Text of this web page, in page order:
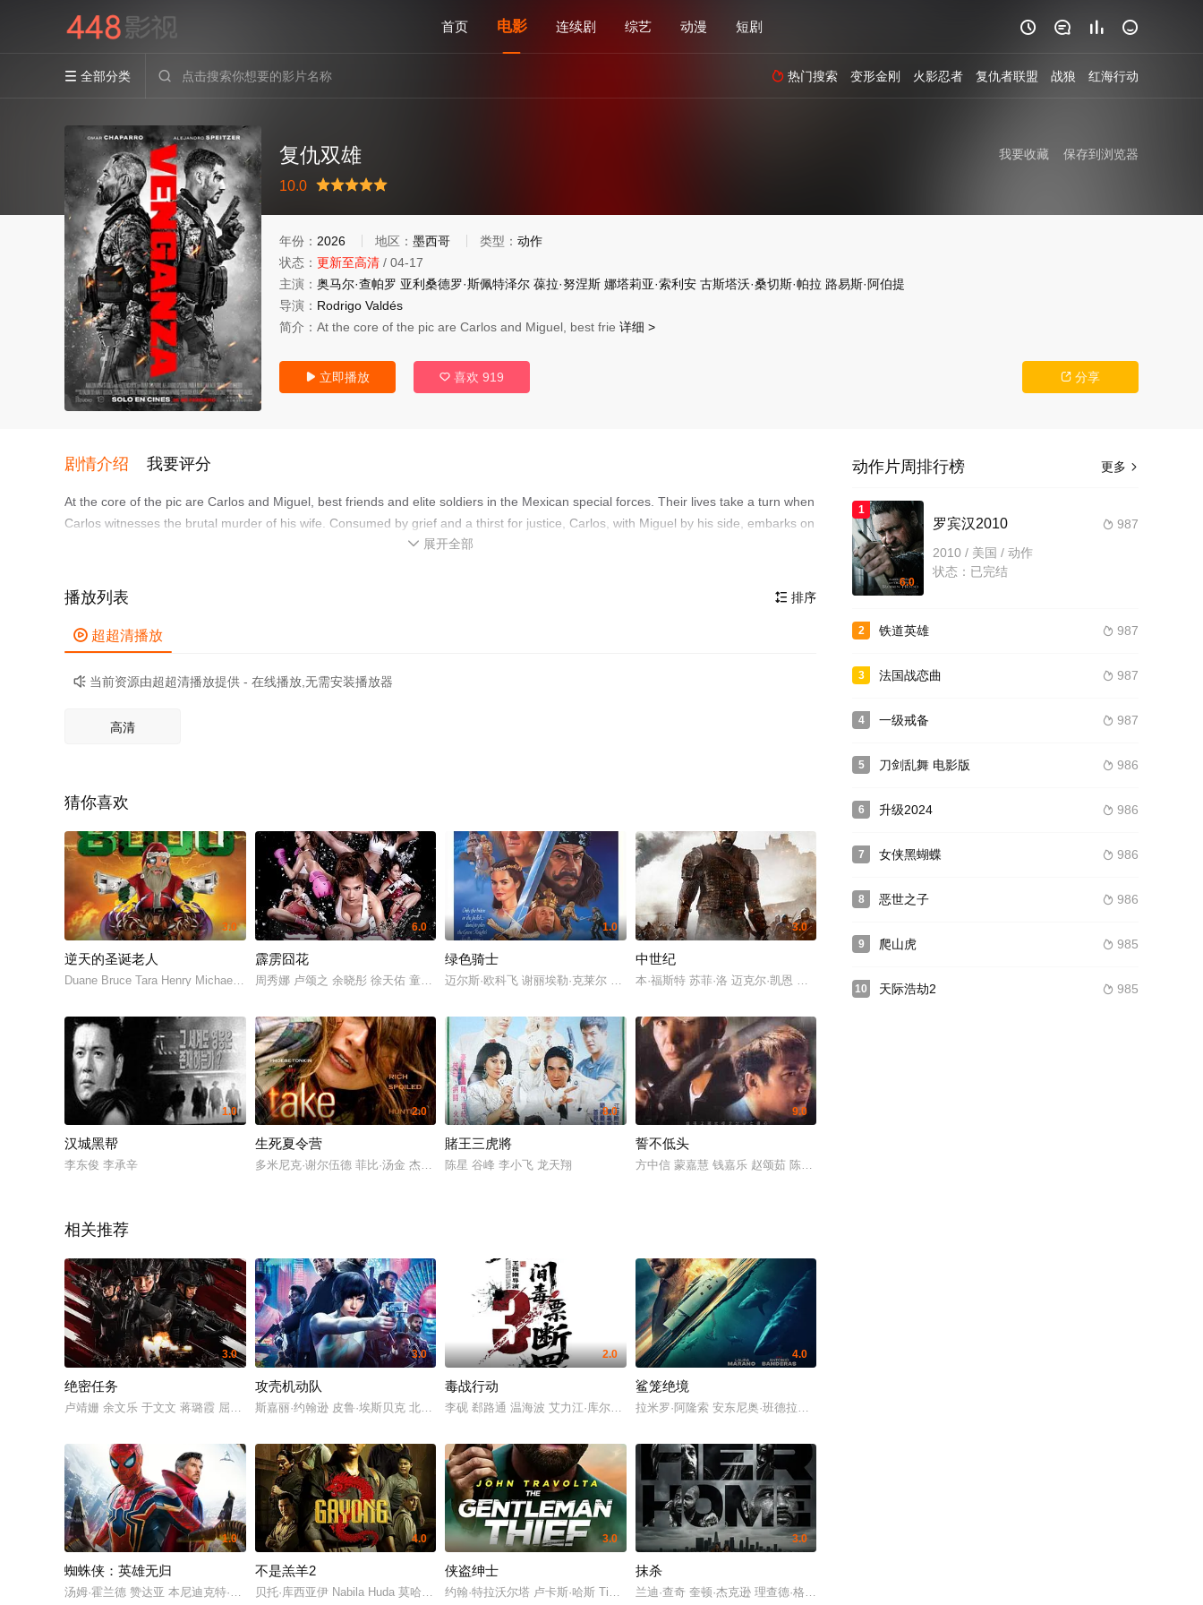
首页 电影 连续剧 综艺 动漫 短剧    
 全部分类   热门搜索 变形金刚 火影忍者 复仇者联盟 战狼 红海行动
保存到浏览器
我要收藏
复仇双雄
10.0
很差较差 还行推荐力荐
年份： 2026 地区： 墨西哥 类型： 动作
状态： 更新至高清 / 04-17
主演： 奥马尔·查帕罗 亚利桑德罗·斯佩特泽尔 葆拉·努涅斯 娜塔莉亚·索利安 古斯塔沃·桑切斯·帕拉 路易斯·阿伯提
导演： Rodrigo Valdés
简介： At the core of the pic are Carlos and Miguel, best frie 详细 >
 立即播放  喜欢 919  分享
剧情介绍 我要评分
At the core of the pic are Carlos and Miguel, best friends and elite soldiers in the Mexican special forces. Their lives take a turn when
Carlos witnesses the brutal murder of his wife. Consumed by grief and a thirst for justice, Carlos, with Miguel by his side, embarks on
a perilous quest for revenge, armed with a life-changing lottery ticket and unwavering grit.
 展开全部
 排序
播放列表
 超超清播放
 当前资源由超超清播放提供 - 在线播放,无需安装播放器
高清
猜你喜欢
3.0
逆天的圣诞老人
Duane Bruce Tara Henry Michael Neel
6.0
霹雳囧花
周秀娜 卢颂之 余晓彤 徐天佑 童冰玉 卓韵芝
1.0
绿色骑士
迈尔斯·欧科飞 谢丽埃勒·克莱尔 利·劳森 肖恩·康纳利 特瑞沃·霍华德 彼得·库欣 罗纳德·莱西 丽拉·柯卓娃 约翰·瑞斯-戴维斯 威尔弗里德·布兰贝尔
3.0
中世纪
本·福斯特 苏菲·洛 迈克尔·凯恩 蒂尔·施威格 罗兰·默勒 马修·古迪 威廉·莫斯里 卡瑞尔·罗登 维尔纳·德恩 文
1.0
汉城黑帮
李东俊 李承辛
2.0
生死夏令营
多米尼克·谢尔伍德 菲比·汤金 杰瑞米·桑普特 爱德·维斯特维克 安娜-露易丝·普拉曼 马克·博纳尔 塞巴斯蒂安·科赫 艾略特·奈特 安娜·威尔逊-琼斯 特蕾西·伊芙艾策尔 Hari Dhillon 莎拉·
8.0
賭王三虎將
陈星 谷峰 李小飞 龙天翔
9.0
誓不低头
方中信 蒙嘉慧 钱嘉乐 赵颂茹 陈宇琛 高雄 陈山聪 谢天华 林雪
相关推荐
3.0
绝密任务
卢靖姗 余文乐 于文文 蒋璐霞 屈菁菁 张溯哲 朱烁燃 明子煜 褚旭 亮月儿 王飞斐 常丹丹 金丽慧子 潘羞月 朱庭辰 叶彤 凡尼达·宾蒂·伊姆兰 曹操 喻亢 杰布 于晓光 陶慧敏 周惠林 高曙光 王若麟 刘屹宸 基诺 尚馨
3.0
攻壳机动队
斯嘉丽·约翰逊 皮鲁·埃斯贝克 北野武 朱丽叶·比诺什 迈克尔·皮特 黄经汉 丹妮西娅·萨马尔 拉札勒斯·雷图勒 泉原豊 托万达·马尼莫 彼得·费迪南多 安娜玛丽亚·玛琳卡 丹尼尔·亨绍尔 安
2.0
毒战行动
李砚 郄路通 温海波 艾力江·库尔班 吕新舜 张晓娜 姬龙 战克林 崔乐 黄晓吉 陈芊朵 买合努尔·买合木提 鄢一笑
4.0
鲨笼绝境
拉米罗·阿隆索 安东尼奥·班德拉斯 瑞安·伯特罗奇 耶斯·利奥丹 迭戈·利纳斯 路易·曼迪勒 劳拉·马兰洛 蒂莫西
1.0
蜘蛛侠：英雄无归
汤姆·霍兰德 赞达亚 本尼迪克特·康伯巴奇 雅各布·贝塔隆 托比·马奎尔 安德鲁·加菲尔德 玛丽莎·托梅 乔恩·费儒 王汉斌 威廉·达福 阿尔弗雷德·莫里纳 托马斯·哈登·丘奇 杰米·福克斯 瑞斯·伊凡斯 J·K·西蒙斯 查理·考克斯 安
4.0
不是羔羊2
贝托·库西亚伊 Nabila Huda 莫哈末·沙菲·纳斯威普 Fauzie Laily 李博艺
3.0
侠盗绅士
约翰·特拉沃尔塔 卢卡斯·哈斯 Tim Sitarz Tim Sitarz 山姆·阿斯加里 艾米莉·斯金纳 娜塔莉·由拉 DJ卡拉德 奎韦斯·科亚特·马歇尔 Danny Pardo 欧
3.0
抹杀
兰迪·查奇 奎顿·杰克逊 理查德·格里克 大卫·乔卡奇 娜塔莉·伯恩 艾尔·斯帕恩扎 劳瑞·佛蒂尔 罗伯特·拉萨多
更多 
动作片周排行榜
1
6.0
 987
罗宾汉2010
2010 / 美国 / 动作
状态：已完结
2  987
铁道英雄
3  987
法国战恋曲
4  987
一级戒备
5  986
刀剑乱舞 电影版
6  986
升级2024
7  986
女侠黑蝴蝶
8  986
恶世之子
9  985
爬山虎
10  985
天际浩劫2